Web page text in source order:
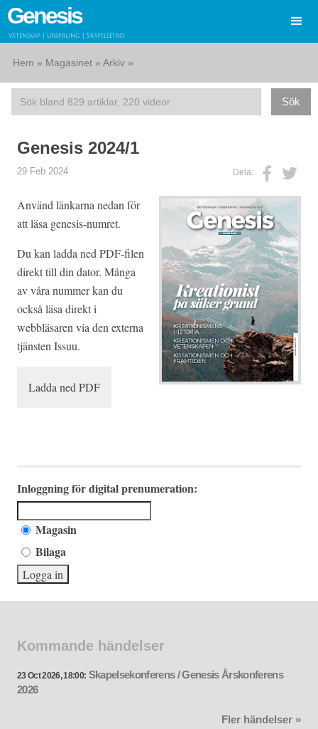
Genesis
Vetenskap | Ursprung | Skapelsetro
Hem » Magasinet » Arkiv »
Genesis 2024/1
Dela:
29 Feb 2024
Använd länkarna nedan för
att läsa genesis-numret.
Du kan ladda ned PDF-filen
direkt till din dator. Många
av våra nummer kan du
också läsa direkt i
webbläsaren via den externa
tjänsten Issuu.
Ladda ned PDF
Inloggning för digital prenumeration:
Magasin
Bilaga
Kommande händelser
23 Oct 2026, 18:00: Skapelsekonferens / Genesis Årskonferens
2026
Fler händelser »